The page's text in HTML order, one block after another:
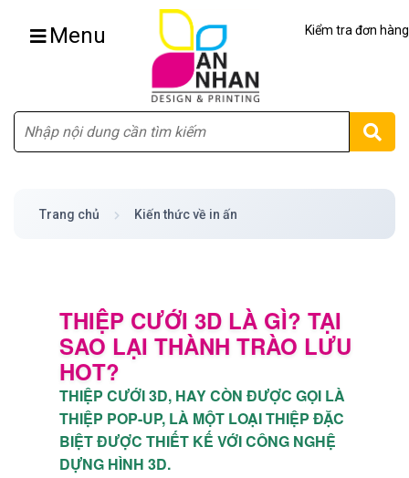
Menu Kiểm tra đơn hàng
Trang chủ Kiến thức về in ấn
THIỆP CƯỚI 3D LÀ GÌ? TẠI
SAO LẠI THÀNH TRÀO LƯU
HOT?
THIỆP CƯỚI 3D, HAY CÒN ĐƯỢC GỌI LÀ
THIỆP POP-UP, LÀ MỘT LOẠI THIỆP ĐẶC
BIỆT ĐƯỢC THIẾT KẾ VỚI CÔNG NGHỆ
DỰNG HÌNH 3D.